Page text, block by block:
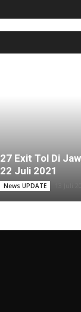
27 Exit Tol Di
22 Juli 2021
News UPDATE